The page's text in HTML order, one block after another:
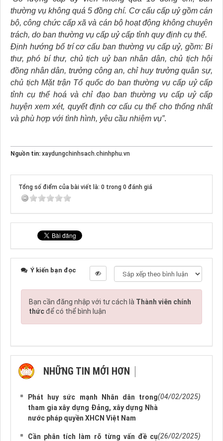
thường vụ không quá 5 đồng chí. Cơ cấu cấp uỷ gồm cán
bộ, công chức cấp xã và cán bộ hoạt động không chuyên
trách, do ban thường vụ cấp uỷ cấp tỉnh quy định cụ thể.
Định hướng bố trí cơ cấu ban thường vụ cấp uỷ, gồm: Bí
thư, phó bí thư, chủ tịch uỷ ban nhân dân, chủ tịch hội
đồng nhân dân, trưởng công an, chỉ huy trưởng quân sự,
chủ tịch Mặt trận Tổ quốc do ban thường vụ cấp uỷ cấp
tỉnh cụ thể hoá và chỉ đạo ban thường vụ cấp uỷ cấp
huyện xem xét, quyết định cơ cấu cụ thể cho thống nhất
và phù hợp với tình hình, yêu cầu nhiệm vụ”.
Nguồn tin: xaydungchinhsach.chinhphu.vn
Tổng số điểm của bài viết là: 0 trong 0 đánh giá
Ý kiến bạn đọc
Bạn cần đăng nhập với tư cách là Thành viên chính
thứcđể có thể bình luận
NHỮNG TIN MỚI HƠN
Phát huy sức mạnh Nhân dân trong
tham gia xây dựng Đảng, xây dựng Nhà
nước pháp quyền XHCN Việt Nam
(04/02/2025)
Cần phân tích làm rõ từng vấn đề cụ(26/02/2025)